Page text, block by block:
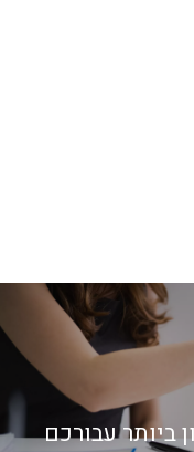
ביותר עבורכם